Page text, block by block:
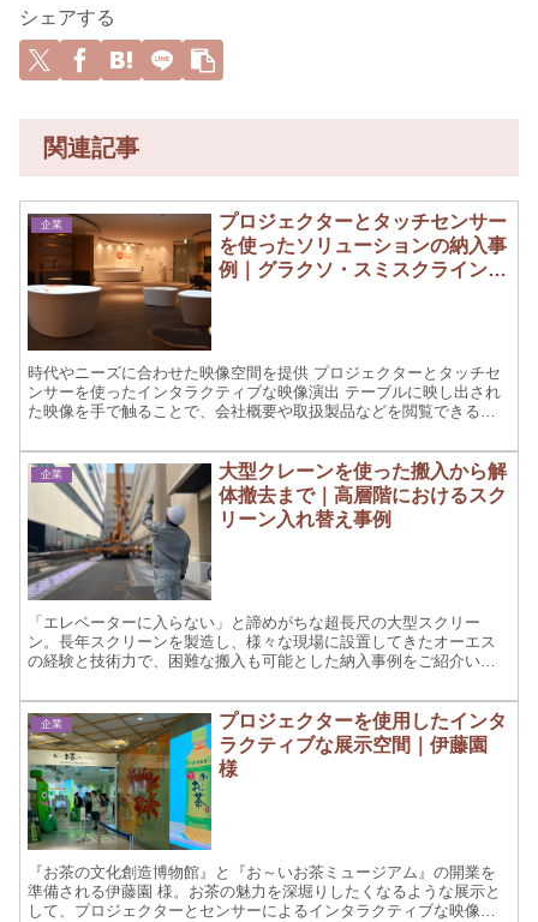
シェアする
関連記事
企業
プロジェクターとタッチセンサー
を使ったソリューションの納入事
例｜グラクソ・スミスクライン
時代やニーズに合わせた映像空間を提供 プロジェクターとタッチセ
ンサーを使ったインタラクティブな映像演出 テーブルに映し出され
た映像を手で触ることで、会社概要や取扱製品などを閲覧できる映
企業
大型クレーンを使った搬入から解
体撤去まで｜高層階におけるスク
リーン入れ替え事例
「エレベーターに入らない」と諦めがちな超長尺の大型スクリー
ン。長年スクリーンを製造し、様々な現場に設置してきたオーエス
の経験と技術力で、困難な搬入も可能とした納入事例をご紹介いた
企業
プロジェクターを使用したインタ
ラクティブな展示空間｜伊藤園
様
『お茶の文化創造博物館』と『お～いお茶ミュージアム』の開業を
準備される伊藤園 様。お茶の魅力を深堀りしたくなるような展示と
して、プロジェクターとセンサーによるインタラクティブな映像空